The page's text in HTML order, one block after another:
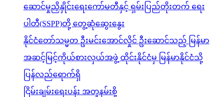
ဆောင်မှုညှိနှိုင်းရေးကော်မတီနှင့် ရှမ်းပြည်တိုးတက် ရေး
ပါတီ(SSPP)တို့ တွေ့ဆုံဆွေးနွေး
နိုင်ငံတော်သမ္မတ ဦးမင်းအောင်လှိုင် ဦးဆောင်သည့် မြန်မာ
အဆင့်မြင့်ကိုယ်စားလှယ်အဖွဲ့ ထိုင်းနိုင်ငံမှ မြန်မာနိုင်ငံသို့
ပြန်လည်ရောက်ရှိ
ငြိမ်းချမ်းရေးပန်း အတူနမ်းစို့